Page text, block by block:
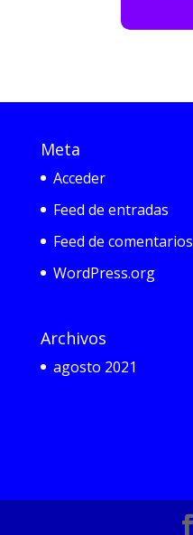
Meta
Acceder
Feed de entradas
Feed de comentarios
WordPress.org
Archivos
agosto 2021